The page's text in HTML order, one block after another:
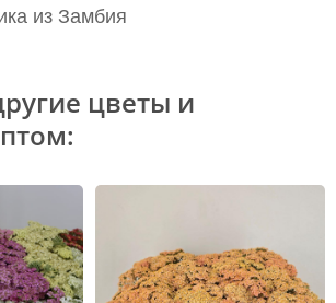
из Замбия
цветы и